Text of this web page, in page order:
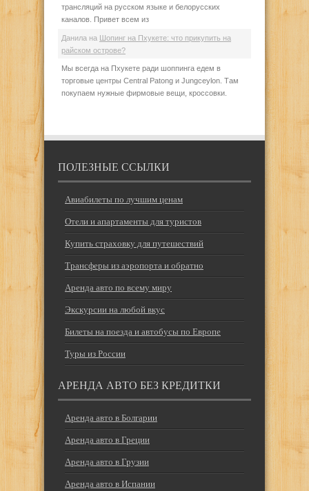
трансляций на русском языке и белорусских
каналов. Привет всем из
Данила на
Шопинг на Пхукете: что прикупить на
райском острове?
Мы всегда на Пхукете ради шоппинга едем в
торговые центры Central Patong и Jungceylon. Там
покупаем нужные фирмовые вещи, кроссовки.
ПОЛЕЗНЫЕ ССЫЛКИ
Авиабилеты по лучшим ценам
Отели и апартаменты для туристов
Купить страховку для путешествий
Трансферы из аэропорта и обратно
Аренда авто по всему миру
Экскурсии на любой вкус
Билеты на поезда и автобусы по Европе
Туры из России
АРЕНДА АВТО БЕЗ КРЕДИТКИ
Аренда авто в Болгарии
Аренда авто в Греции
Аренда авто в Грузии
Аренда авто в Испании